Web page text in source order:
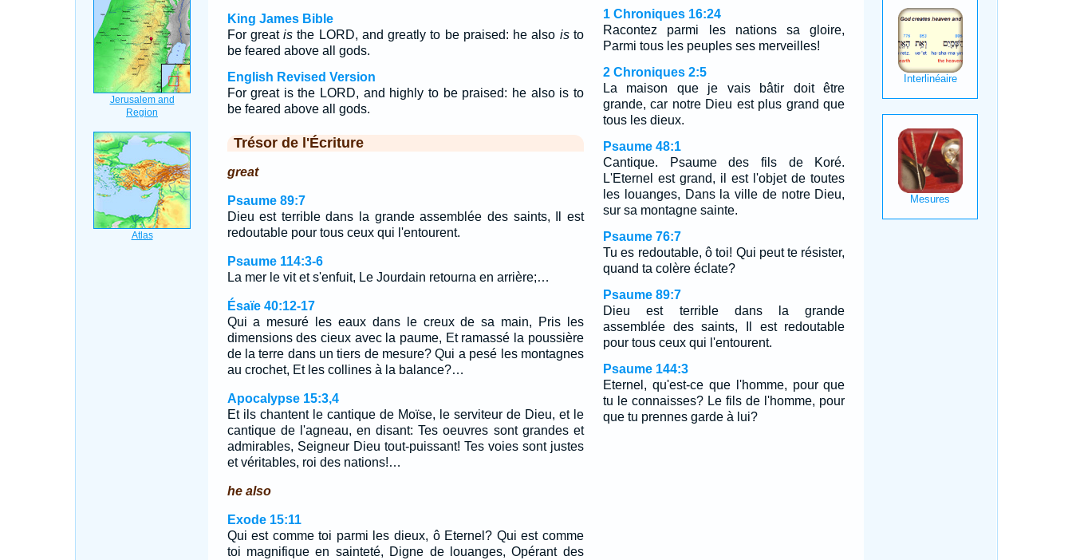
King James Bible
For greatis the LORD, and greatly to be praised: he also isto
be feared above all gods.
English Revised Version
For great is the LORD, and highly to be praised: he also is to
be feared above all gods.
Trésor de l'Écriture
great
Psaume 89:7
Dieu est terrible dans la grande assemblée des saints, Il est
redoutable pour tous ceux qui l'entourent.
Psaume 114:3-6
La mer le vit et s'enfuit, Le Jourdain retourna en arrière;…
Ésaïe 40:12-17
Qui a mesuré les eaux dans le creux de sa main, Pris les
dimensions des cieux avec la paume, Et ramassé la poussière
de la terre dans un tiers de mesure? Qui a pesé les montagnes
au crochet, Et les collines à la balance?…
Apocalypse 15:3,4
Et ils chantent le cantique de Moïse, le serviteur de Dieu, et le
cantique de l'agneau, en disant: Tes oeuvres sont grandes et
admirables, Seigneur Dieu tout-puissant! Tes voies sont justes
et véritables, roi des nations!…
he also
Exode 15:11
Qui est comme toi parmi les dieux, ô Eternel? Qui est comme
toi magnifique en sainteté, Digne de louanges, Opérant des
1 Chroniques 16:24
Racontez parmi les nations sa gloire,
Parmi tous les peuples ses merveilles!
2 Chroniques 2:5
La maison que je vais bâtir doit être
grande, car notre Dieu est plus grand que
tous les dieux.
Psaume 48:1
Cantique. Psaume des fils de Koré.
L'Eternel est grand, il est l'objet de toutes
les louanges, Dans la ville de notre Dieu,
sur sa montagne sainte.
Psaume 76:7
Tu es redoutable, ô toi! Qui peut te résister,
quand ta colère éclate?
Psaume 89:7
Dieu est terrible dans la grande
assemblée des saints, Il est redoutable
pour tous ceux qui l'entourent.
Psaume 144:3
Eternel, qu'est-ce que l'homme, pour que
tu le connaisses? Le fils de l'homme, pour
que tu prennes garde à lui?